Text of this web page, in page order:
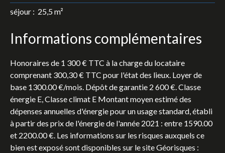
séjour : 25,5 m²
Informations complémentaires
Honoraires de 1 300 € TTC à la charge du locataire
comprenant 300,30 € TTC pour l'état des lieux. Loyer de
base 1300.00 €/mois. Dépôt de garantie 2 600 €. Classe
énergie E, Classe climat E Montant moyen estimé des
dépenses annuelles d'énergie pour un usage standard, établi
à partir des prix de l'énergie de l'année 2021 : entre 1590.00
et 2200.00 €. Les informations sur les risques auxquels ce
bien est exposé sont disponibles sur le site Géorisques :